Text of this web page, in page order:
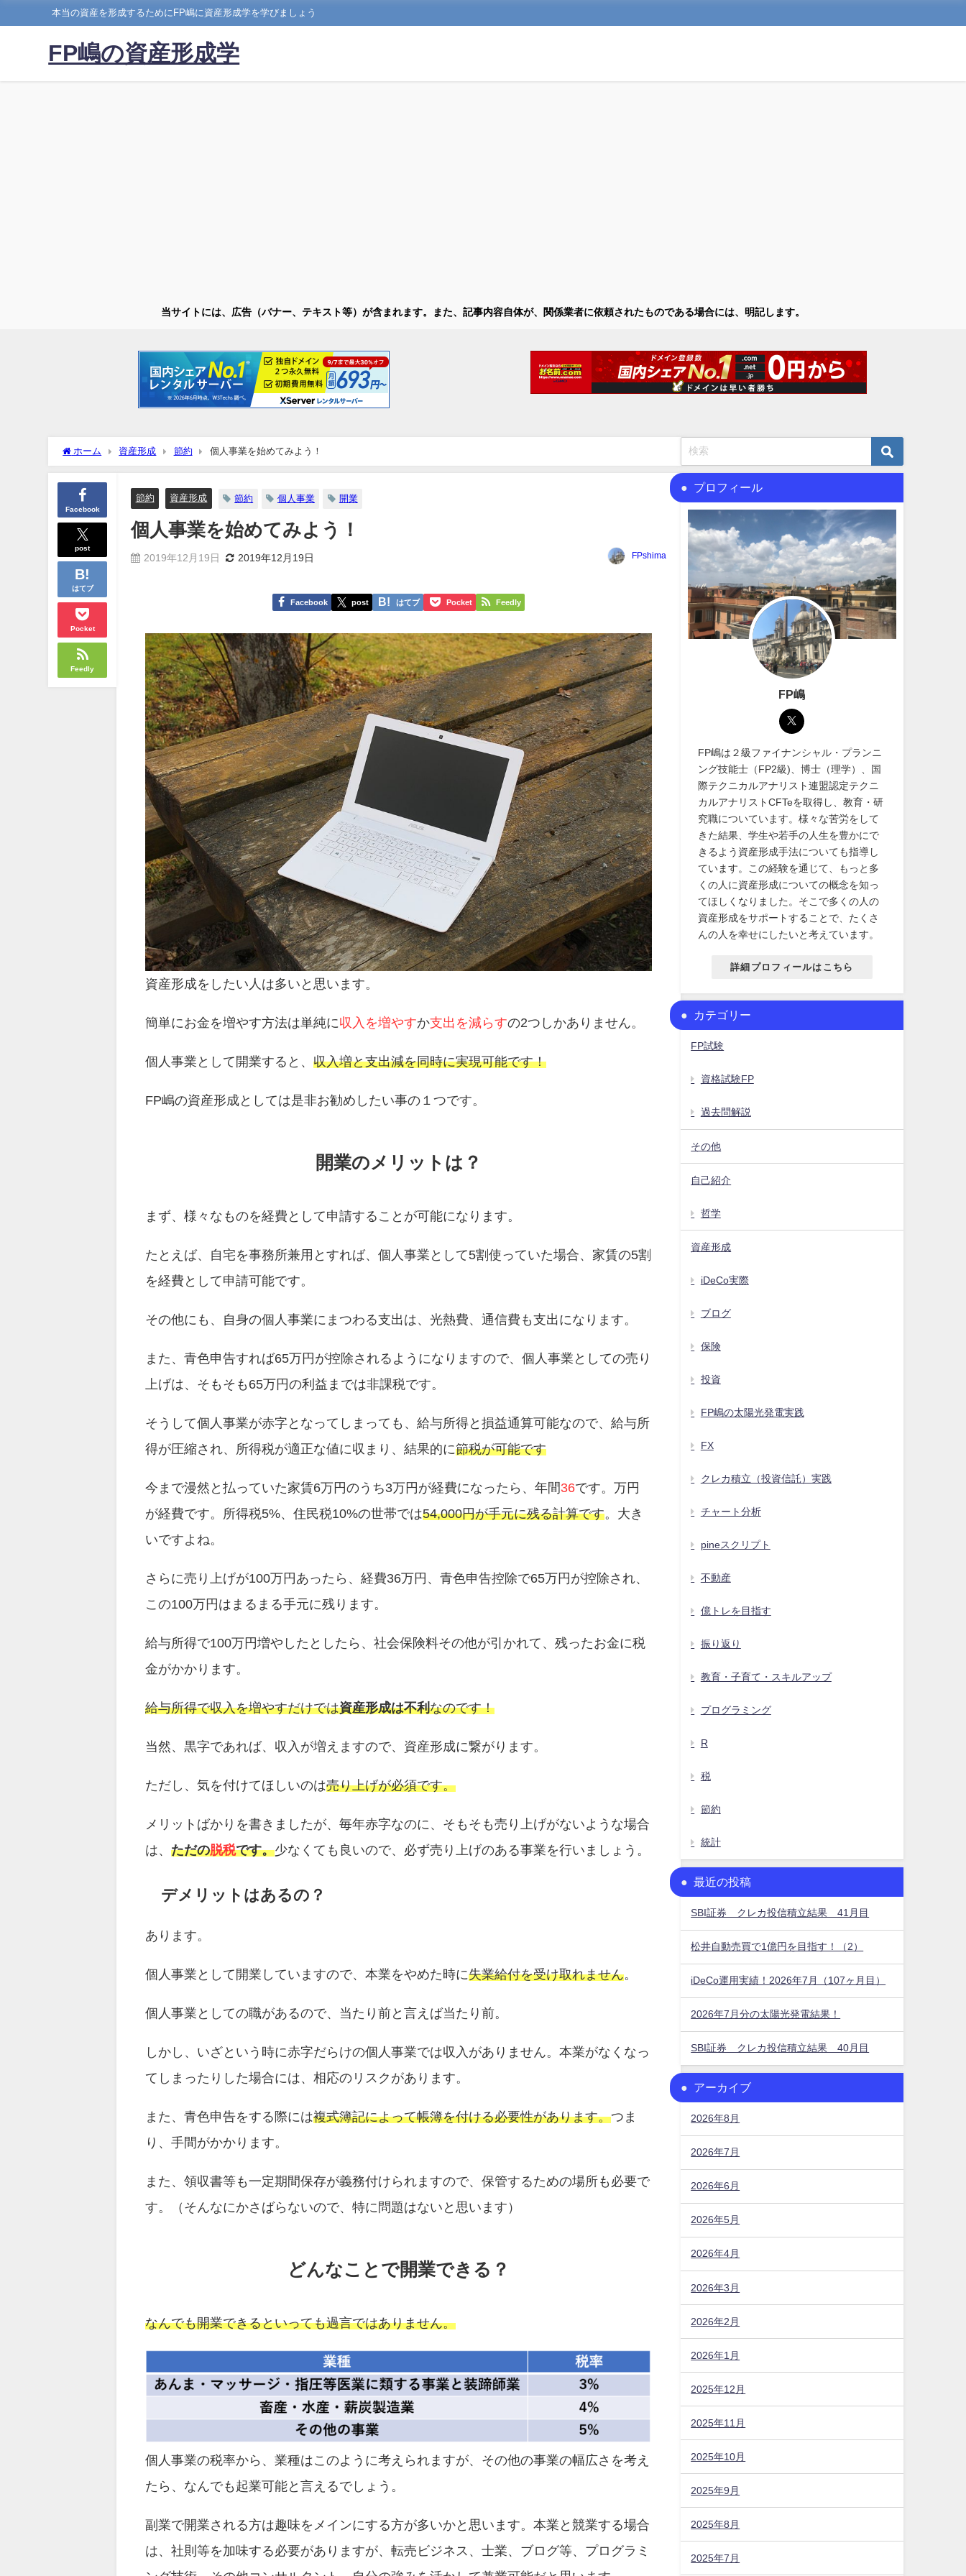
本当の資産を形成するためにFP嶋に資産形成学を学びましょう
FP嶋の資産形成学
当サイトには、広告（バナー、テキスト等）が含まれます。また、記事内容自体が、関係業者に依頼されたものである場合には、明記します。
ホーム 資産形成 節約 個人事業を始めてみよう！
Facebook
post
はてブ
Pocket
Feedly
節約 資産形成 節約 個人事業 開業
個人事業を始めてみよう！
2019年12月19日 2019年12月19日 FPshima
Facebook post はてブ Pocket Feedly
資産形成をしたい人は多いと思います。
簡単にお金を増やす方法は単純に収入を増やすか支出を減らすの2つしかありません。
個人事業として開業すると、収入増と支出減を同時に実現可能です！
FP嶋の資産形成としては是非お勧めしたい事の１つです。
開業のメリットは？
まず、様々なものを経費として申請することが可能になります。
たとえば、自宅を事務所兼用とすれば、個人事業として5割使っていた場合、家賃の5割
を経費として申請可能です。
その他にも、自身の個人事業にまつわる支出は、光熱費、通信費も支出になります。
また、青色申告すれば65万円が控除されるようになりますので、個人事業としての売り
上げは、そもそも65万円の利益までは非課税です。
そうして個人事業が赤字となってしまっても、給与所得と損益通算可能なので、給与所
得が圧縮され、所得税が適正な値に収まり、結果的に節税が可能です
今まで漫然と払っていた家賃6万円のうち3万円が経費になったら、年間36です。万円
が経費です。所得税5%、住民税10%の世帯では54,000円が手元に残る計算です。大き
いですよね。
さらに売り上げが100万円あったら、経費36万円、青色申告控除で65万円が控除され、
この100万円はまるまる手元に残ります。
給与所得で100万円増やしたとしたら、社会保険料その他が引かれて、残ったお金に税
金がかかります。
給与所得で収入を増やすだけでは資産形成は不利なのです！
当然、黒字であれば、収入が増えますので、資産形成に繋がります。
ただし、気を付けてほしいのは売り上げが必須です。
メリットばかりを書きましたが、毎年赤字なのに、そもそも売り上げがないような場合
は、ただの脱税です。少なくても良いので、必ず売り上げのある事業を行いましょう。
デメリットはあるの？
あります。
個人事業として開業していますので、本業をやめた時に失業給付を受け取れません。
個人事業としての職があるので、当たり前と言えば当たり前。
しかし、いざという時に赤字だらけの個人事業では収入がありません。本業がなくなっ
てしまったりした場合には、相応のリスクがあります。
また、青色申告をする際には複式簿記によって帳簿を付ける必要性があります。つま
り、手間がかかります。
また、領収書等も一定期間保存が義務付けられますので、保管するための場所も必要で
す。（そんなにかさばらないので、特に問題はないと思います）
どんなことで開業できる？
なんでも開業できるといっても過言ではありません。
個人事業の税率から、業種はこのように考えられますが、その他の事業の幅広さを考え
たら、なんでも起業可能と言えるでしょう。
副業で開業される方は趣味をメインにする方が多いかと思います。本業と競業する場合
は、社則等を加味する必要がありますが、転売ビジネス、士業、ブログ等、プログラミ
プロフィール
FP嶋
FP嶋は２級ファイナンシャル・プランニ
ング技能士（FP2級)、博士（理学）、国
際テクニカルアナリスト連盟認定テクニ
カルアナリストCFTeを取得し、教育・研
究職についています。様々な苦労をして
きた結果、学生や若手の人生を豊かにで
きるよう資産形成手法についても指導し
ています。この経験を通じて、もっと多
くの人に資産形成についての概念を知っ
てほしくなりました。そこで多くの人の
資産形成をサポートすることで、たくさ
んの人を幸せにしたいと考えています。
詳細プロフィールはこちら
カテゴリー
FP試験
資格試験FP
過去問解説
その他
自己紹介
哲学
資産形成
iDeCo実際
ブログ
保険
投資
FP嶋の太陽光発電実践
FX
クレカ積立（投資信託）実践
チャート分析
pineスクリプト
不動産
億トレを目指す
振り返り
教育・子育て・スキルアップ
プログラミング
R
税
節約
統計
最近の投稿
SBI証券 クレカ投信積立結果 41月目
松井自動売買で1億円を目指す！（2）
iDeCo運用実績！2026年7月（107ヶ月目）
2026年7月分の太陽光発電結果！
SBI証券 クレカ投信積立結果 40月目
アーカイブ
2026年8月
2026年7月
2026年6月
2026年5月
2026年4月
2026年3月
2026年2月
2026年1月
2025年12月
2025年11月
2025年10月
2025年9月
2025年8月
2025年7月